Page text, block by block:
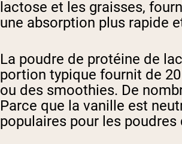
lactose et les graisses,
une absorption plus rapide
La poudre de protéine de
portion typique fournit de
ou des smoothies. De
Parce que la vanille est
populaires pour les